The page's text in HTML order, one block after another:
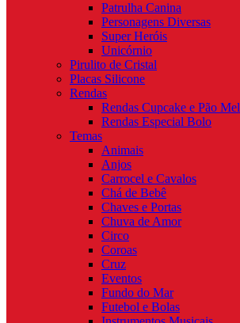
Patrulha Canina
Personagens Diversas
Super Heróis
Unicórnio
Pirulito de Cristal
Placas Silicone
Rendas
Rendas Cupcake e Pão Mel
Rendas Especial Bolo
Temas
Animais
Anjos
Carrocel e Cavalos
Chá de Bebê
Chaves e Portas
Chuva de Amor
Circo
Coroas
Cruz
Eventos
Fundo do Mar
Futebol e Bolas